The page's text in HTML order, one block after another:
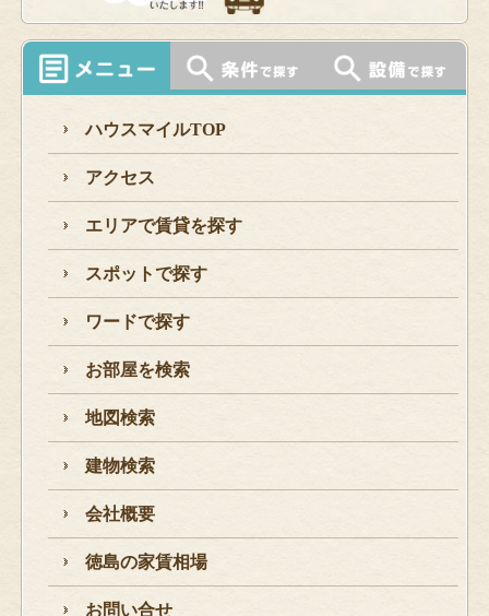
ハウスマイルTOP
アクセス
エリアで賃貸を探す
スポットで探す
ワードで探す
お部屋を検索
地図検索
建物検索
会社概要
徳島の家賃相場
お問い合せ